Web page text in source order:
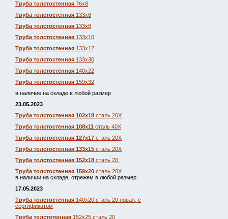
Труба толстостенная 76х8
Труба толстостенная 133х6
Труба толстостенная 133х8
Труба толстостенная 133х10
Труба толстостенная 133х12
Труба толстостенная 133х30
Труба толстостенная 140х22
Труба толстостенная 159х32
в наличие на складе в любой размер
23.05.2023
Труба толстостенная 102х18 сталь 20Х
Труба толстостенная 108х11 сталь 40Х
Труба толстостенная 127х17 сталь 20Х
Труба толстостенная 133х15 сталь 20Х
Труба толстостенная 152х18 сталь 20
Труба толстостенная 159х20 сталь 20Х
в наличии на складе, отрежем в любой размер
17.05.2023
Труба толстостенная 140х20 сталь 20 новая, с
сертификатом
Труба толстотенная 152х25 сталь 20